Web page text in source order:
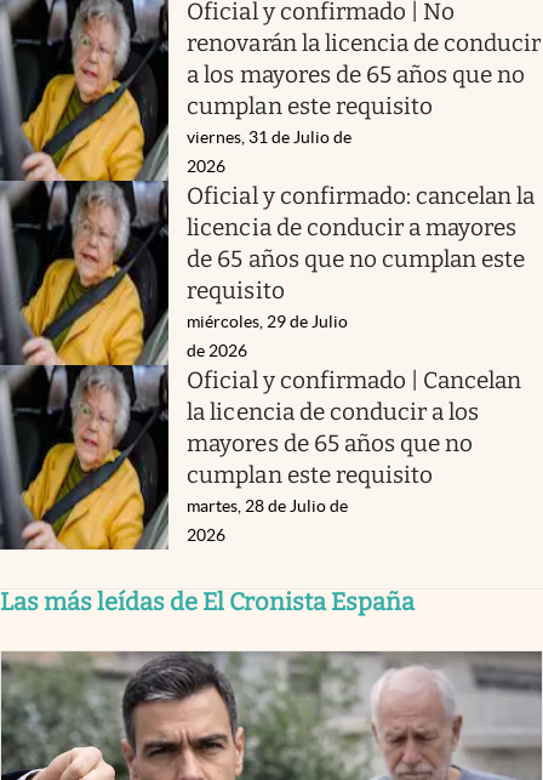
Oficial y confirmado | No
renovarán la licencia de conducir
a los mayores de 65 años que no
cumplan este requisito
viernes, 31 de Julio de
2026
Oficial y confirmado: cancelan la
licencia de conducir a mayores
de 65 años que no cumplan este
requisito
miércoles, 29 de Julio
de 2026
Oficial y confirmado | Cancelan
la licencia de conducir a los
mayores de 65 años que no
cumplan este requisito
martes, 28 de Julio de
2026
Las más leídas de El Cronista España